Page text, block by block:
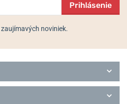
Prihlásenie
zaujímavých noviniek.